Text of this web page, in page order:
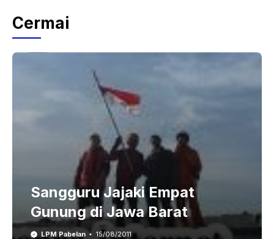
Cermai
Sangguru Jajaki Empat
Gunung di Jawa Barat
LPM Pabelan 15/08/2011